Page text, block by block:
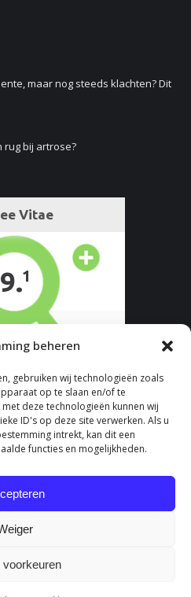
beheren
gebruiken wij technologieën zoals
op te slaan en/of te
deze technologieën kunnen wij
ID's op deze site verwerken. Als u
intrekt, kan dit een
functies en mogelijkheden.
voorkeuren
maar nog steeds klachten? Dit
rug bij artrose?